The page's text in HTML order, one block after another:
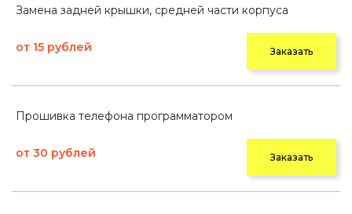
Замена задней крышки, средней части корпуса
от 15 рублей Заказать
Прошивка телефона программатором
от 30 рублей Заказать